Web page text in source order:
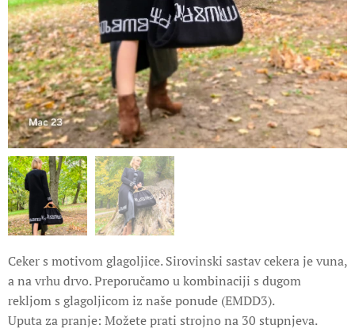
Ceker s motivom glagoljice. Sirovinski sastav cekera je vuna,
a na vrhu drvo. Preporučamo u kombinaciji s dugom
rekljom s glagoljicom iz naše ponude (EMDD3).
Uputa za pranje: Možete prati strojno na 30 stupnjeva.